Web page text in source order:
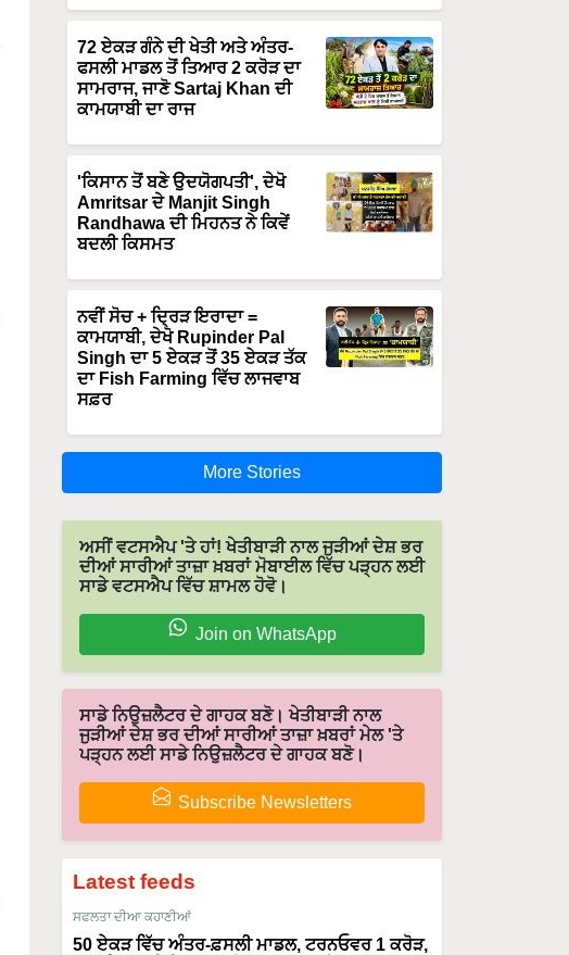
72 ਏਕੜ ਗੰਨੇ ਦੀ ਖੇਤੀ ਅਤੇ ਅੰਤਰ-
ਫਸਲੀ ਮਾਡਲ ਤੋਂ ਤਿਆਰ 2 ਕਰੋੜ ਦਾ
ਸਾਮਰਾਜ, ਜਾਣੋ Sartaj Khan ਦੀ
ਕਾਮਯਾਬੀ ਦਾ ਰਾਜ
'ਕਿਸਾਨ ਤੋਂ ਬਣੇ ਉਦਯੋਗਪਤੀ', ਦੇਖੋ
Amritsar ਦੇ Manjit Singh
Randhawa ਦੀ ਮਿਹਨਤ ਨੇ ਕਿਵੇਂ
ਬਦਲੀ ਕਿਸਮਤ
ਨਵੀਂ ਸੋਚ + ਦ੍ਰਿੜ ਇਰਾਦਾ =
ਕਾਮਯਾਬੀ, ਦੇਖੋ Rupinder Pal
Singh ਦਾ 5 ਏਕੜ ਤੋਂ 35 ਏਕੜ ਤੱਕ
ਦਾ Fish Farming ਵਿੱਚ ਲਾਜਵਾਬ
ਸਫ਼ਰ
More Stories
ਅਸੀਂ ਵਟਸਐਪ 'ਤੇ ਹਾਂ! ਖੇਤੀਬਾੜੀ ਨਾਲ ਜੁੜੀਆਂ ਦੇਸ਼ ਭਰ
ਦੀਆਂ ਸਾਰੀਆਂ ਤਾਜ਼ਾ ਖ਼ਬਰਾਂ ਮੋਬਾਈਲ ਵਿੱਚ ਪੜ੍ਹਨ ਲਈ
ਸਾਡੇ ਵਟਸਐਪ ਵਿੱਚ ਸ਼ਾਮਲ ਹੋਵੋ।
Join on WhatsApp
ਸਾਡੇ ਨਿਉਜ਼ਲੈਟਰ ਦੇ ਗਾਹਕ ਬਣੋ। ਖੇਤੀਬਾੜੀ ਨਾਲ
ਜੁੜੀਆਂ ਦੇਸ਼ ਭਰ ਦੀਆਂ ਸਾਰੀਆਂ ਤਾਜ਼ਾ ਖ਼ਬਰਾਂ ਮੇਲ 'ਤੇ
ਪੜ੍ਹਨ ਲਈ ਸਾਡੇ ਨਿਉਜ਼ਲੈਟਰ ਦੇ ਗਾਹਕ ਬਣੋ।
Subscribe Newsletters
Latest feeds
ਸਫਲਤਾ ਦੀਆ ਕਹਾਣੀਆਂ
50 ਏਕੜ ਵਿੱਚ ਅੰਤਰ-ਫ਼ਸਲੀ ਮਾਡਲ, ਟਰਨਓਵਰ 1 ਕਰੋੜ,